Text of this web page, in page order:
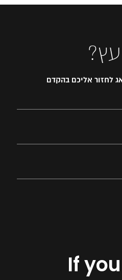
If
לחזור אליכם בהקדם